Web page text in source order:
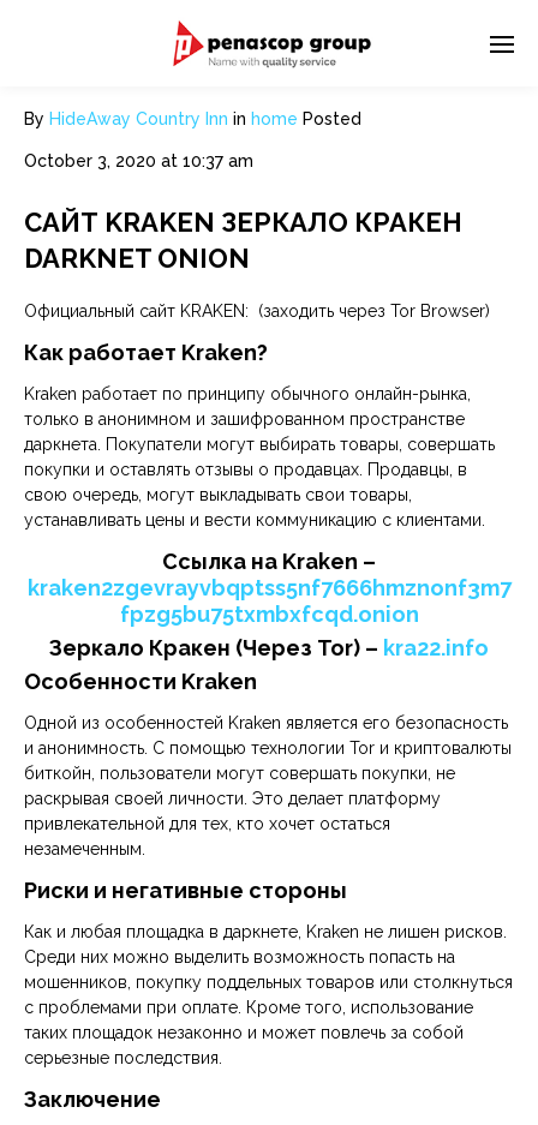
By HideAway Country Inn in home Posted
October 3, 2020 at 10:37 am
САЙТ KRAKEN ЗЕРКАЛО КРАКЕН
DARKNET ONION
Официальный сайт KRAKEN: (заходить через Tor Browser)
Как работает Kraken?
Kraken работает по принципу обычного онлайн-рынка,
только в анонимном и зашифрованном пространстве
даркнета. Покупатели могут выбирать товары, совершать
покупки и оставлять отзывы о продавцах. Продавцы, в
свою очередь, могут выкладывать свои товары,
устанавливать цены и вести коммуникацию с клиентами.
Cсылка на Kraken –
kraken2zgevrayvbqptss5nf7666hmznonf3m7
fpzg5bu75txmbxfcqd.onion
Зеркало Кракен (Через Tor) – kra22.info
Особенности Kraken
Одной из особенностей Kraken является его безопасность
и анонимность. С помощью технологии Tor и криптовалюты
биткойн, пользователи могут совершать покупки, не
раскрывая своей личности. Это делает платформу
привлекательной для тех, кто хочет остаться
незамеченным.
Риски и негативные стороны
Как и любая площадка в даркнете, Kraken не лишен рисков.
Среди них можно выделить возможность попасть на
мошенников, покупку поддельных товаров или столкнуться
с проблемами при оплате. Кроме того, использование
таких площадок незаконно и может повлечь за собой
серьезные последствия.
Заключение